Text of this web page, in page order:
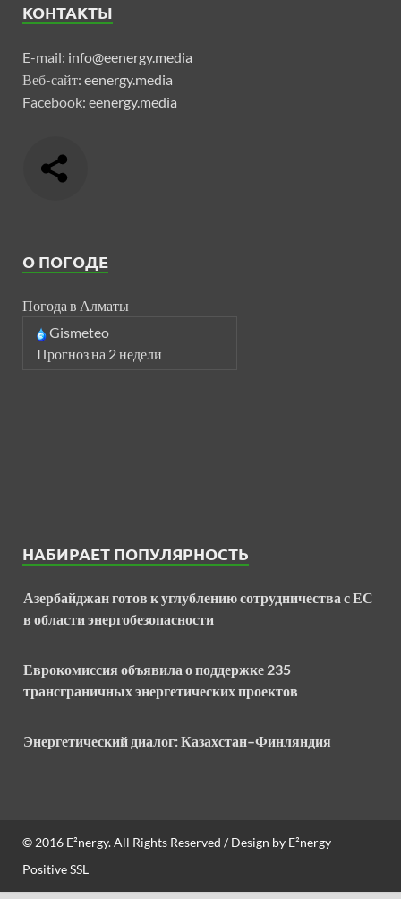
КОНТАКТЫ
E-mail: info@eenergy.media
Веб-сайт: eenergy.media
Facebook: eenergy.media
О ПОГОДЕ
Погода в Алматы
Gismeteo
Прогноз на 2 недели
НАБИРАЕТ ПОПУЛЯРНОСТЬ
Азербайджан готов к углублению сотрудничества с ЕС
в области энергобезопасности
Еврокомиссия объявила о поддержке 235
трансграничных энергетических проектов
Энергетический диалог: Казахстан–Финляндия
© 2016 E²nergy. All Rights Reserved / Design by E²nergy
Positive SSL